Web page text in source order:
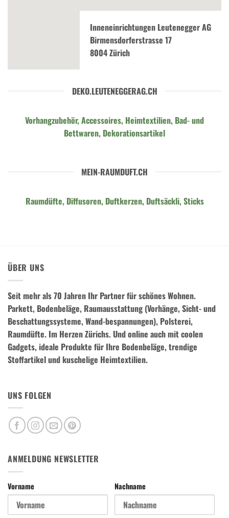
Inneneinrichtungen Leutenegger AG
Birmensdorferstrasse 17
8004 Zürich
DEKO.LEUTENEGGERAG.CH
Vorhangzubehör, Accessoires, Heimtextilien, Bad- und
Bettwaren, Dekorationsartikel
MEIN-RAUMDUFT.CH
Raumdüfte, Diffusoren, Duftkerzen, Duftsäckli, Sticks
ÜBER UNS
Seit mehr als 70 Jahren Ihr Partner für schönes Wohnen.
Parkett, Bodenbeläge, Raumausstattung (Vorhänge, Sicht- und
Beschattungssysteme, Wand-bespannungen), Polsterei,
Raumdüfte. Im Herzen Zürichs. Und online auch mit coolen
Gadgets, ideale Produkte für Ihre Bodenbeläge, trendige
Stoffartikel und kuschelige Heimtextilien.
UNS FOLGEN
ANMELDUNG NEWSLETTER
Vorname Nachname